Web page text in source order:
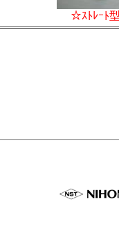
☆ｽﾄﾚｰﾄ